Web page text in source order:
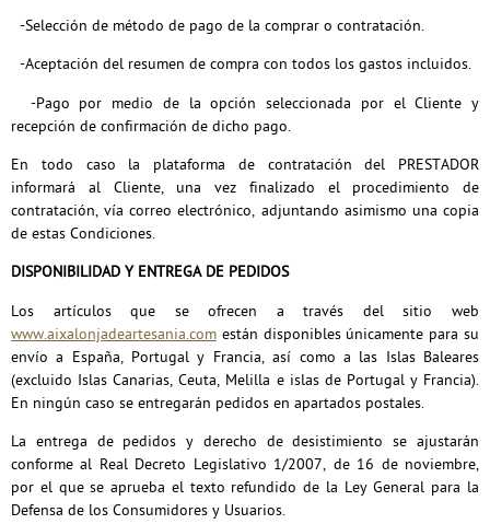
-Selección de método de pago de la comprar o contratación.
-Aceptación del resumen de compra con todos los gastos incluidos.
-Pago por medio de la opción seleccionada por el Cliente y
recepción de confirmación de dicho pago.
En todo caso la plataforma de contratación del PRESTADOR
informará al Cliente, una vez finalizado el procedimiento de
contratación, vía correo electrónico, adjuntando asimismo una copia
de estas Condiciones.
DISPONIBILIDAD Y ENTREGA DE PEDIDOS
Los artículos que se ofrecen a través del sitio web
www.aixalonjadeartesania.com están disponibles únicamente para su
envío a España, Portugal y Francia, así como a las Islas Baleares
(excluido Islas Canarias, Ceuta, Melilla e islas de Portugal y Francia).
En ningún caso se entregarán pedidos en apartados postales.
La entrega de pedidos y derecho de desistimiento se ajustarán
conforme al Real Decreto Legislativo 1/2007, de 16 de noviembre,
por el que se aprueba el texto refundido de la Ley General para la
Defensa de los Consumidores y Usuarios.